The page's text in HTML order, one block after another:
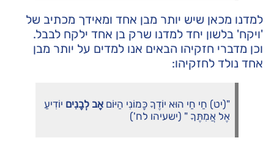
למדנו מכאן שיש יותר מבן אחד ומאידך מכתיב של
'ויקח' בלשון יחד למדנו שרק בן אחד ילקח לבבל.
וכן מדברי חזקיהו הבאים אנו למדים על יותר מבן
אחד נולד לחזקיהו:
"(יט) חַי חַי הוּא יוֹדֶךָ כָּמוֹנִי הַיּוֹם אָב לְבָנִים יוֹדִיעַ
אֶל אֲמִתֶּךָ " (ישעיהו לח')